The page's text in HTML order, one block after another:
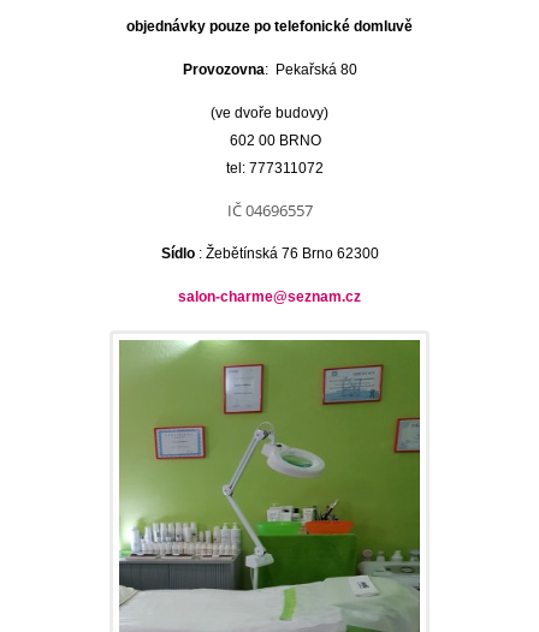
objednávky pouze po telefonické domluvě
Provozovna: Pekařská 80
(ve dvoře budovy)
602 00BRNO
tel: 777311072
IČ 04696557
Sídlo: Žebětínská 76 Brno 62300
salon-charme@seznam.cz